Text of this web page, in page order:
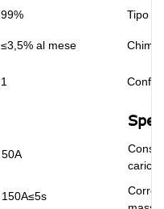
99% Tipo di
≤3,5% al ​​mese
1
50A
carica
150A≤5s